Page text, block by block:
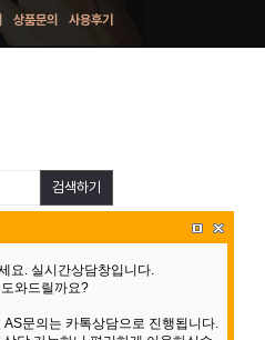
상품문의 사용후기
검색하기